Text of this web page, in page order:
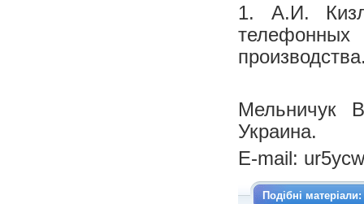
1. А.И.
телефонных
Мельничук
Украина.
E-mail:
Подібні матеріали: